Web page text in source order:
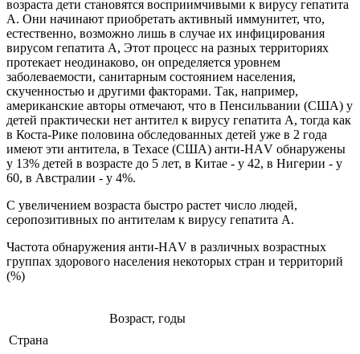
возраста дети становятся восприимчивыми к вирусу гепатита
А. Они начинают приобретать активный иммунитет, что,
естественно, возможно лишь в случае их инфицирования
вирусом гепатита А, Этот процесс на разных территориях
протекает неодинаково, он определяется уровнем
заболеваемости, санитарным состоянием населения,
скученностью и другими факторами. Так, например,
американские авторы отмечают, что в Пенсильвании (США) у
детей практически нет антител к вирусу гепатита А, тогда как
в Коста-Рике половина обследованных детей уже в 2 года
имеют эти антитела, в Техасе (США) анти-НАV обнаружены
у 13% детей в возрасте до 5 лет, в Китае - у 42, в Нигерии - у
60, в Австралии - у 4%.
С увеличением возраста быстро растет число людей,
серопозитивных по антителам к вирусу гепатита А.
Частота обнаружения анти-НАV в различных возрастных
группах здорового населения некоторых стран и территорий
(%)
Страна
Возраст, годы